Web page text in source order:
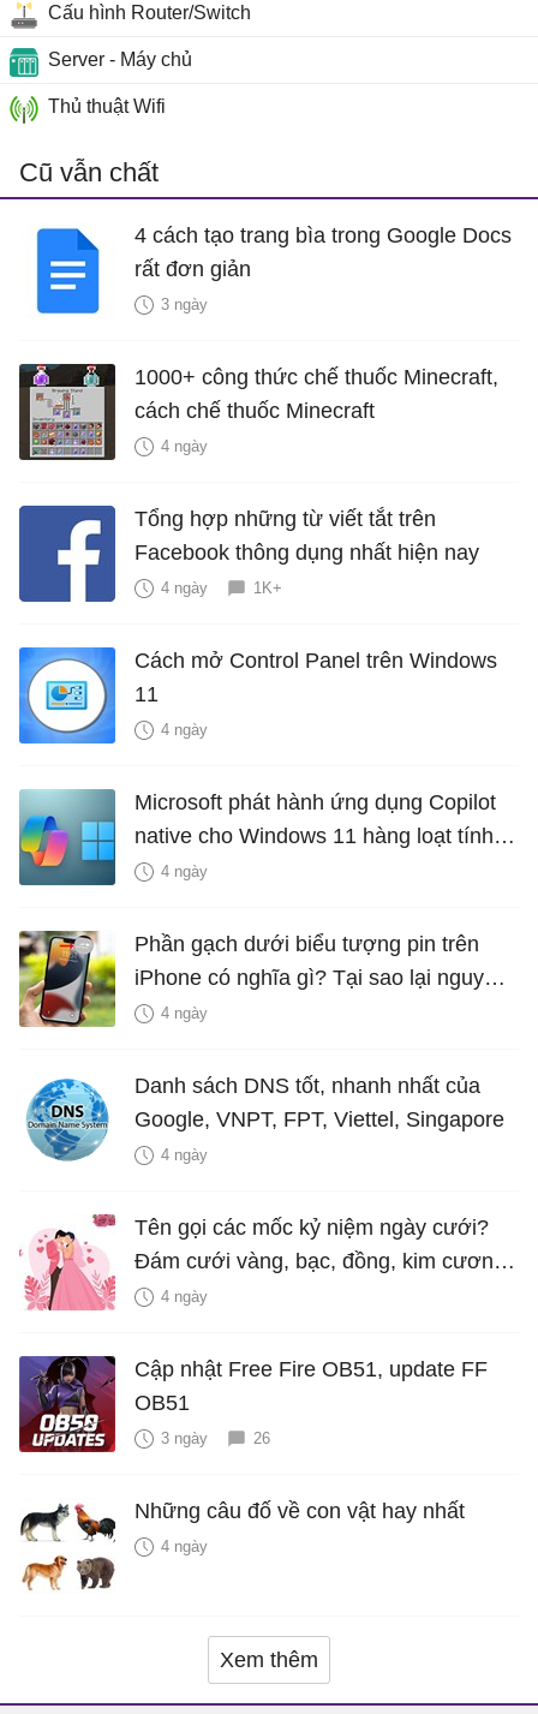
Cấu hình Router/Switch
Server - Máy chủ
Thủ thuật Wifi
Cũ vẫn chất
4 cách tạo trang bìa trong Google Docs
rất đơn giản
3 ngày
1000+ công thức chế thuốc Minecraft,
cách chế thuốc Minecraft
4 ngày
Tổng hợp những từ viết tắt trên
Facebook thông dụng nhất hiện nay
4 ngày 1K+
Cách mở Control Panel trên Windows
11
4 ngày
Microsoft phát hành ứng dụng Copilot
native cho Windows 11 hàng loạt tính
năng mới Hữu Ích
4 ngày
Phần gạch dưới biểu tượng pin trên
iPhone có nghĩa gì? Tại sao lại nguy
hiểm?
4 ngày
Danh sách DNS tốt, nhanh nhất của
Google, VNPT, FPT, Viettel, Singapore
4 ngày
Tên gọi các mốc kỷ niệm ngày cưới?
Đám cưới vàng, bạc, đồng, kim cương
là bao nhiêu năm?
4 ngày
Cập nhật Free Fire OB51, update FF
OB51
3 ngày 26
Những câu đố về con vật hay nhất
4 ngày
Xem thêm